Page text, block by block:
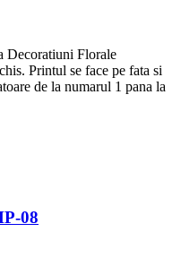
Decoratiuni Florale
Printul se face pe fata si
de la numarul 1 pana la
08